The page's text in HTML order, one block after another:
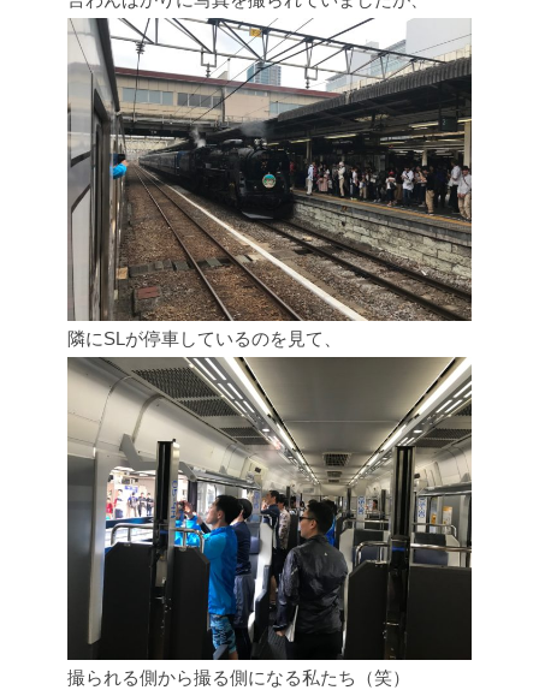
隣にSLが停車しているのを見て、
撮られる側から撮る側になる私たち（笑）